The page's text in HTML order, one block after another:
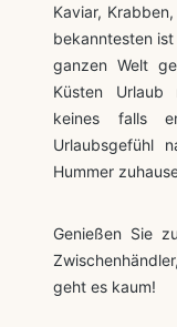
Kaviar,
bekanntesten
ganzen Welt
Küsten Urlaub
keines falls
Urlaubsgefühl
Hummer
Genießen Sie
geht es kaum!